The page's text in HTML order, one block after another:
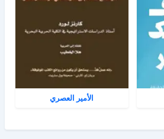
الأمير العصري